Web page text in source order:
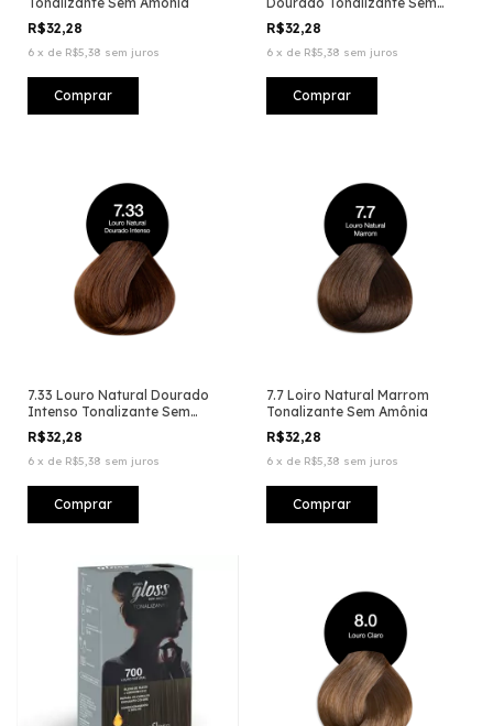
R$32,28
6 x de R$5,38 sem juros
Amônia
R$32,28
6 x de R$5,38 sem juros
7.33 Louro Natural Dourado
Intenso Tonalizante Sem
Amônia
R$32,28
6 x de R$5,38 sem juros
7.7 Loiro Natural Marrom
Tonalizante Sem Amônia
R$32,28
6 x de R$5,38 sem juros